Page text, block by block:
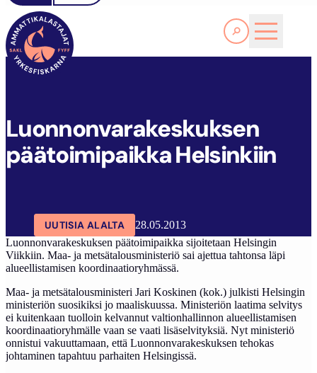
Lue lisää
SAKL
Luonnonvarakeskuksen
päätoimipaikka Helsinkiin
UUTISIA ALALTA
28.05.2013
Luonnonvarakeskuksen päätoimipaikka sijoitetaan Helsingin
Viikkiin. Maa- ja metsätalousministeriö sai ajettua tahtonsa läpi
alueellistamisen koordinaatioryhmässä.
Maa- ja metsätalousministeri Jari Koskinen (kok.) julkisti Helsingin
ministeriön suosikiksi jo maaliskuussa. Ministeriön laatima selvitys
ei kuitenkaan tuolloin kelvannut valtionhallinnon alueellistamisen
koordinaatioryhmälle vaan se vaati lisäselvityksiä. Nyt ministeriö
onnistui vakuuttamaan, että Luonnonvarakeskuksen tehokas
johtaminen tapahtuu parhaiten Helsingissä.